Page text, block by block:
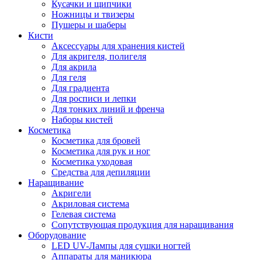
Кусачки и щипчики
Ножницы и твизеры
Пушеры и шаберы
Кисти
Аксессуары для хранения кистей
Для акригеля, полигеля
Для акрила
Для геля
Для градиента
Для росписи и лепки
Для тонких линий и френча
Наборы кистей
Косметика
Косметика для бровей
Косметика для рук и ног
Косметика уходовая
Средства для депиляции
Наращивание
Акригели
Акриловая система
Гелевая система
Сопутствующая продукция для наращивания
Оборудование
LED UV-Лампы для сушки ногтей
Аппараты для маникюра